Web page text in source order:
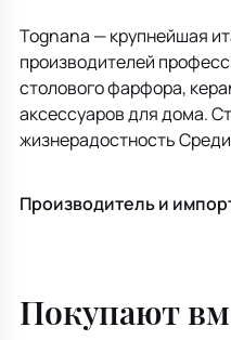
Tognana — крупнейшая
производителей
столового фарфора,
аксессуаров для дома.
жизнерадостность
Производитель и
Покупают